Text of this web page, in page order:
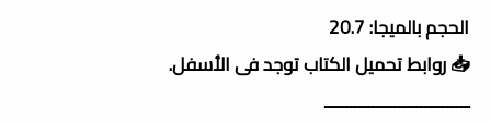
الحجم بالميجا: 20.7
📥 روابط تحميل الكتاب توجد فى الأسفل.
ـــــــــــــــــــــــــــــــــ